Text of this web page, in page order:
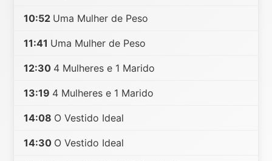
10:52 Uma Mulher de Peso
11:41 Uma Mulher de Peso
12:30 4 Mulheres e 1 Marido
13:19 4 Mulheres e 1 Marido
14:08 O Vestido Ideal
14:30 O Vestido Ideal